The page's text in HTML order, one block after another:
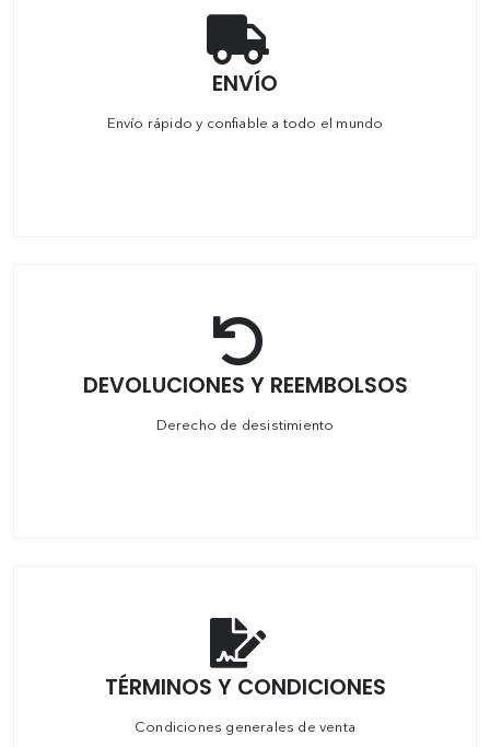
ENVÍO
Envío rápido y confiable a todo el mundo
DEVOLUCIONES Y REEMBOLSOS
Derecho de desistimiento
TÉRMINOS Y CONDICIONES
Condiciones generales de venta